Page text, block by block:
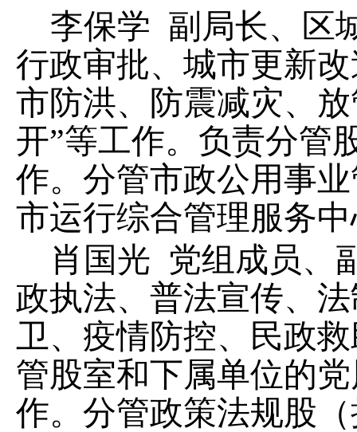
李保学 副局长、区
行政审批、 城市更新
市防洪、防震减灾、
开”等工作。 负责分管
作。分管市政公用事
市运行综合管理服务
肖国光 党组成员、
政执法、 普法宣传、
卫、疫情防控、民政
管股室和下属单位的
作。分管政策法规股